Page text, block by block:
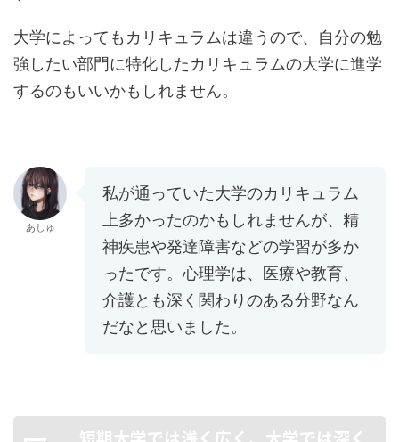
大学によってもカリキュラムは違うので、自分の勉
強したい部門に特化したカリキュラムの大学に進学
するのもいいかもしれません。
あしゅ
私が通っていた大学のカリキュラム
上多かったのかもしれませんが、精
神疾患や発達障害などの学習が多か
ったです。心理学は、医療や教育、
介護とも深く関わりのある分野なん
だなと思いました。